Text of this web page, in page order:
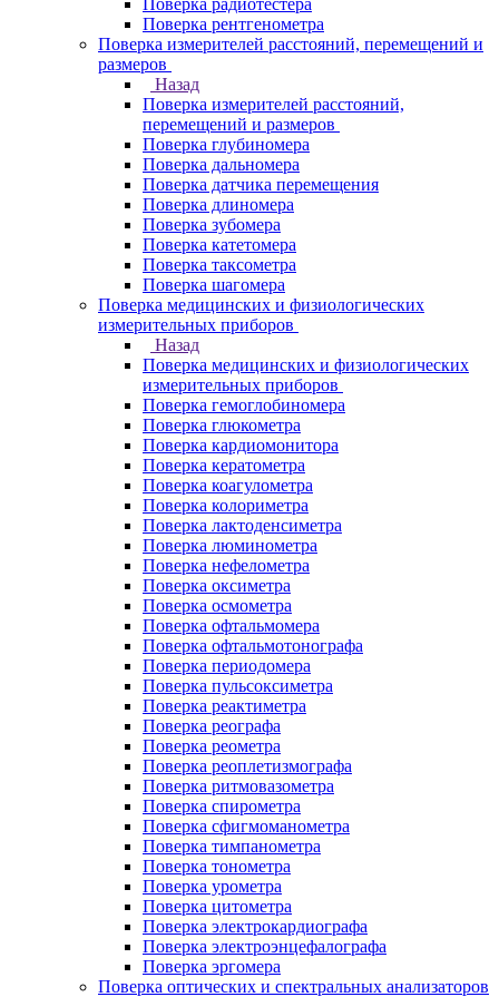
Поверка радиотестера
Поверка рентгенометра
Поверка измерителей расстояний, перемещений и
размеров
Назад
Поверка измерителей расстояний,
перемещений и размеров
Поверка глубиномера
Поверка дальномера
Поверка датчика перемещения
Поверка длиномера
Поверка зубомера
Поверка катетомера
Поверка таксометра
Поверка шагомера
Поверка медицинских и физиологических
измерительных приборов
Назад
Поверка медицинских и физиологических
измерительных приборов
Поверка гемоглобиномера
Поверка глюкометра
Поверка кардиомонитора
Поверка кератометра
Поверка коагулометра
Поверка колориметра
Поверка лактоденсиметра
Поверка люминометра
Поверка нефелометра
Поверка оксиметра
Поверка осмометра
Поверка офтальмомера
Поверка офтальмотонографа
Поверка периодомера
Поверка пульсоксиметра
Поверка реактиметра
Поверка реографа
Поверка реометра
Поверка реоплетизмографа
Поверка ритмовазометра
Поверка спирометра
Поверка сфигмоманометра
Поверка тимпанометра
Поверка тонометра
Поверка урометра
Поверка цитометра
Поверка электрокардиографа
Поверка электроэнцефалографа
Поверка эргомера
Поверка оптических и спектральных анализаторов